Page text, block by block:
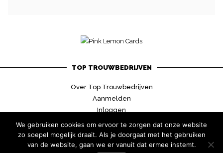
TOP TROUWBEDRIJVEN
Over Top Trouwbedrijven
Aanmelden
Inloggen
Contact
We gebruiken cookies om ervoor te zorgen dat onze website
zo soepel mogelijk draait. Als je doorgaat met het gebruiken
van de website, gaan we er vanuit dat ermee instemt.